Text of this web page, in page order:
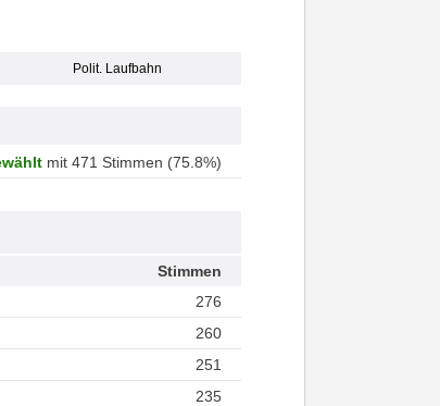
Polit. Laufbahn
mit 471 Stimmen (75.8%)
Stimmen
276
260
251
235